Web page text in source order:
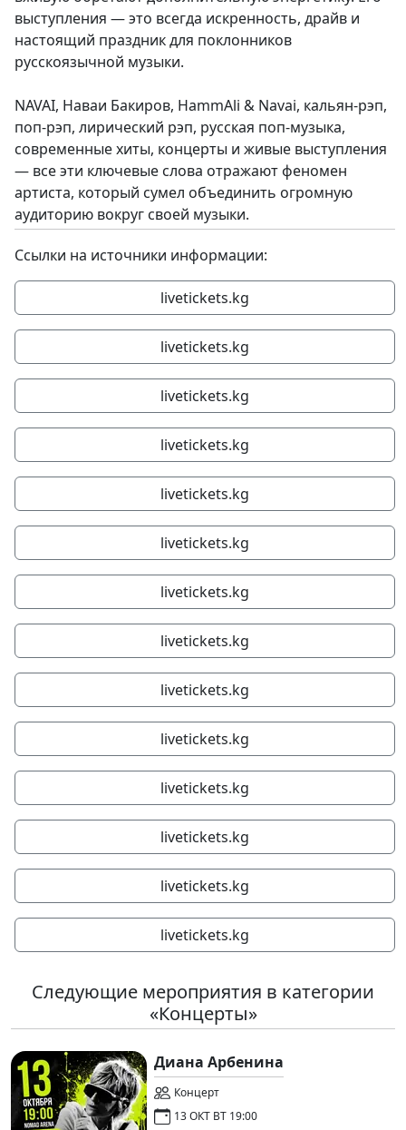
выступления — это всегда искренность, драйв и
настоящий праздник для поклонников
русскоязычной музыки.
NAVAI, Наваи Бакиров, HammAli & Navai, кальян-рэп,
поп-рэп, лирический рэп, русская поп-музыка,
современные хиты, концерты и живые выступления
— все эти ключевые слова отражают феномен
артиста, который сумел объединить огромную
аудиторию вокруг своей музыки.
Ссылки на источники информации:
livetickets.kg
livetickets.kg
livetickets.kg
livetickets.kg
livetickets.kg
livetickets.kg
livetickets.kg
livetickets.kg
livetickets.kg
livetickets.kg
livetickets.kg
livetickets.kg
livetickets.kg
livetickets.kg
Следующие мероприятия в категории
«Концерты»
Диана Арбенина
Концерт
13 ОКТ ВТ 19:00